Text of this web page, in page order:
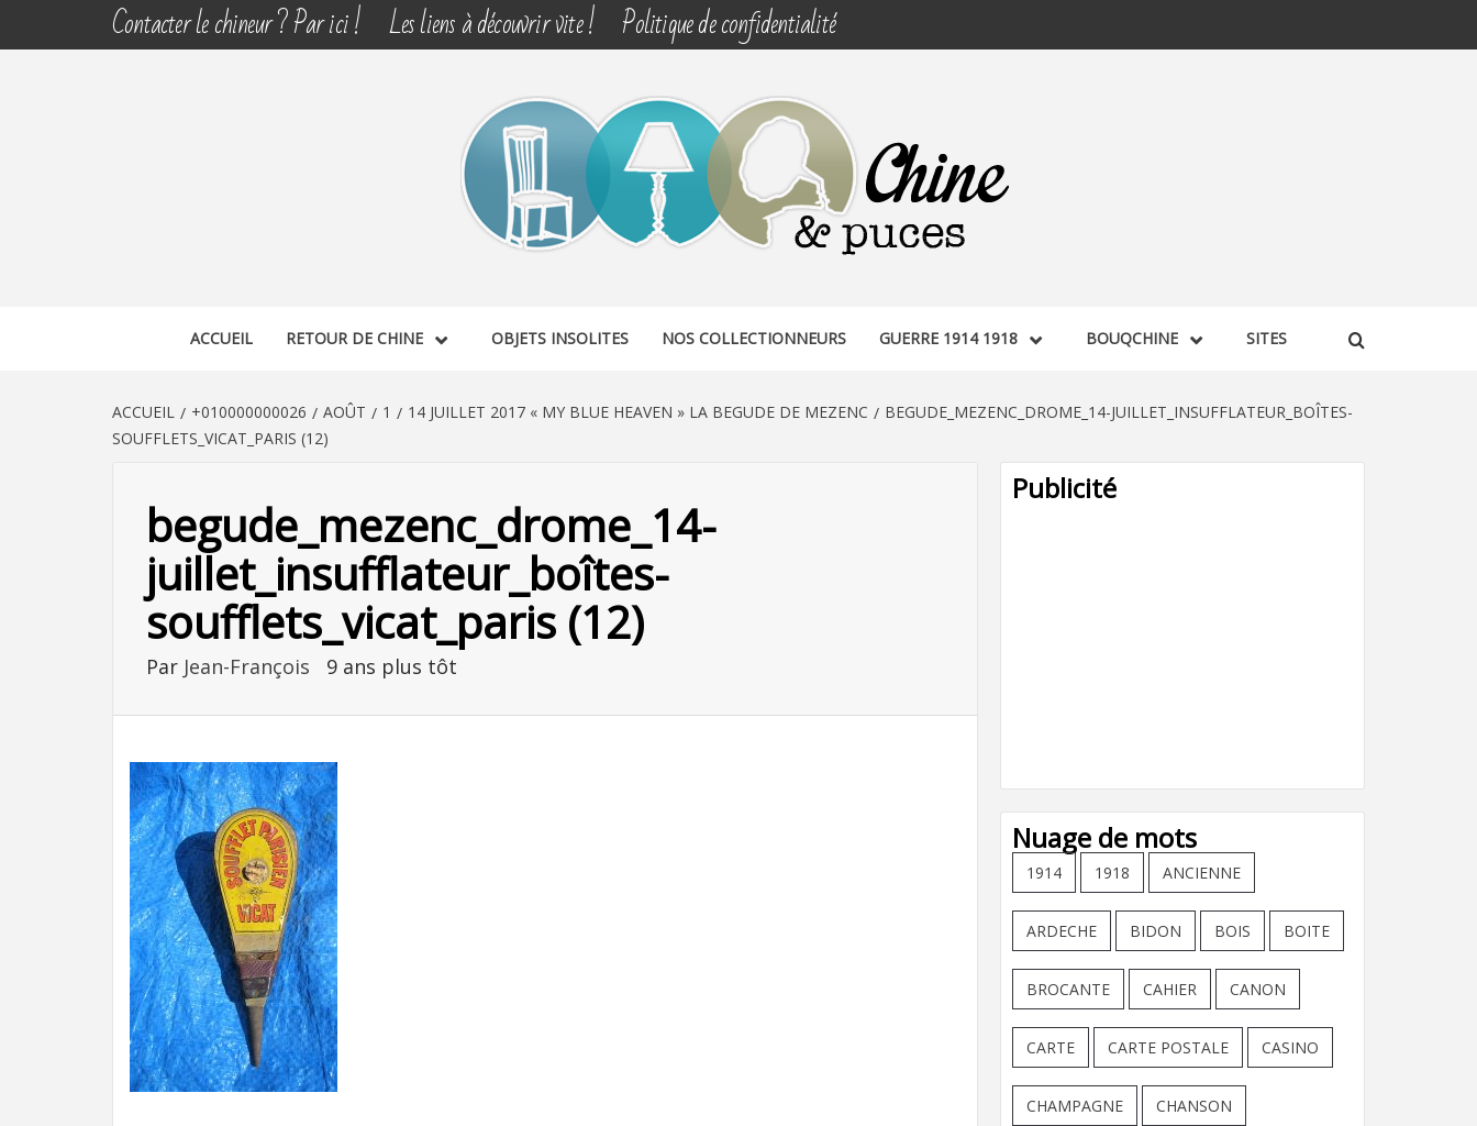
Contacter le chineur ? Par ici ! Les liens à découvrir vite ! Politique de confidentialité
CHINE & PUCES
ACCUEIL RETOUR DE CHINE OBJETS INSOLITES NOS COLLECTIONNEURS GUERRE 1914 1918 BOUQCHINE SITES
ACCUEIL +010000000026 AOÛT 1 14 JUILLET 2017 « MY BLUE HEAVEN » LA BEGUDE DE MEZENC
BEGUDE_MEZENC_DROME_14-JUILLET_INSUFFLATEUR_BOÎTES-
SOUFFLETS_VICAT_PARIS (12)
begude_mezenc_drome_14-
juillet_insufflateur_boîtes-
soufflets_vicat_paris (12)
Par Jean-François 9 ans plus tôt
Publicité
Nuage de mots
1914 1918 ANCIENNE
ARDECHE BIDON BOIS BOITE
BROCANTE CAHIER CANON
CARTE CARTE POSTALE CASINO
CHAMPAGNE CHANSON